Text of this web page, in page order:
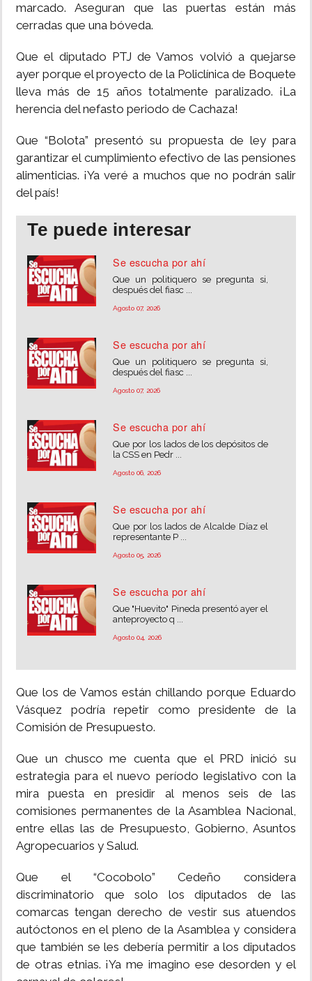
marcado. Aseguran que las puertas están más
cerradas que una bóveda.
Que el diputado PTJ de Vamos volvió a quejarse
ayer porque el proyecto de la Policlínica de Boquete
lleva más de 15 años totalmente paralizado. ¡La
herencia del nefasto periodo de Cachaza!
Que “Bolota” presentó su propuesta de ley para
garantizar el cumplimiento efectivo de las pensiones
alimenticias. ¡Ya veré a muchos que no podrán salir
del país!
Te puede interesar
Se escucha por ahí
Que un politiquero se pregunta si,
después del fiasc ...
Agosto 07, 2026
Se escucha por ahí
Que un politiquero se pregunta si,
después del fiasc ...
Agosto 07, 2026
Se escucha por ahí
Que por los lados de los depósitos de
la CSS en Pedr ...
Agosto 06, 2026
Se escucha por ahí
Que por los lados de Alcalde Díaz el
representante P ...
Agosto 05, 2026
Se escucha por ahí
Que "Huevito" Pineda presentó ayer el
anteproyecto q ...
Agosto 04, 2026
Que los de Vamos están chillando porque Eduardo
Vásquez podría repetir como presidente de la
Comisión de Presupuesto.
Que un chusco me cuenta que el PRD inició su
estrategia para el nuevo período legislativo con la
mira puesta en presidir al menos seis de las
comisiones permanentes de la Asamblea Nacional,
entre ellas las de Presupuesto, Gobierno, Asuntos
Agropecuarios y Salud.
Que el “Cocobolo” Cedeño considera
discriminatorio que solo los diputados de las
comarcas tengan derecho de vestir sus atuendos
autóctonos en el pleno de la Asamblea y considera
que también se les debería permitir a los diputados
de otras etnias. ¡Ya me imagino ese desorden y el